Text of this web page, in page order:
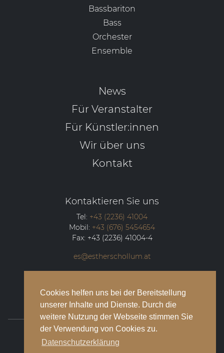
Cookies helfen uns bei der Bereitstellung
unserer Inhalte und Dienste. Durch die
weitere Nutzung der Webseite stimmen Sie
der Verwendung von Cookies zu.
Datenschutzerklärung
Bassbariton
Bass
Orchester
Ensemble
News
Für Veranstalter
Für Künstler:innen
Wir über uns
Kontakt
Kontaktieren Sie uns
Tel: +43 (2236) 41004
Mobil: +43 (676) 5454654
Fax: +43 (2236) 41004-4
es@estherschollum.at
2340 Mödling